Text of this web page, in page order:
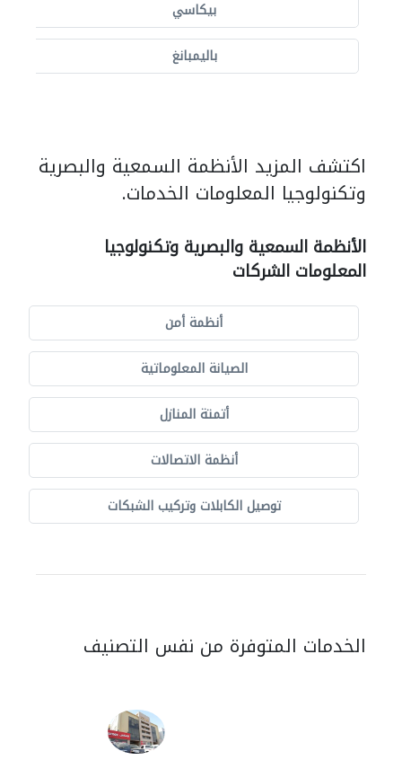
بيكاسي
باليمبانغ
اكتشف المزيد الأنظمة السمعية والبصرية
وتكنولوجيا المعلومات الخدمات.
الأنظمة السمعية والبصرية وتكنولوجيا
المعلومات الشركات
أنظمة أمن
الصيانة المعلوماتية
أتمتة المنازل
أنظمة الاتصالات
توصيل الكابلات وتركيب الشبكات
الخدمات المتوفرة من نفس التصنيف